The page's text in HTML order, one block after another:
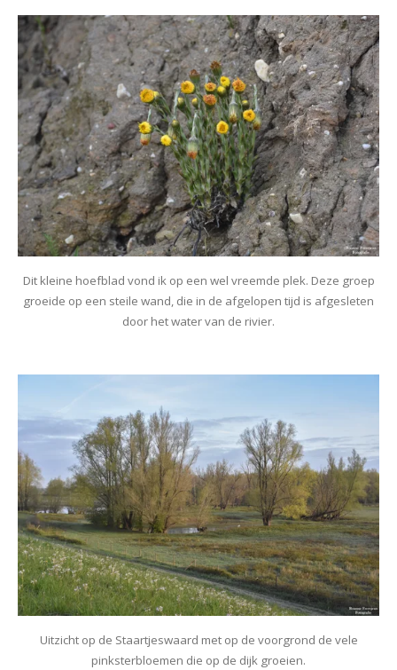
Dit kleine hoefblad vond ik op een wel vreemde plek. Deze groep
groeide op een steile wand, die in de afgelopen tijd is afgesleten
door het water van de rivier.
Uitzicht op de Staartjeswaard met op de voorgrond de vele
pinksterbloemen die op de dijk groeien.